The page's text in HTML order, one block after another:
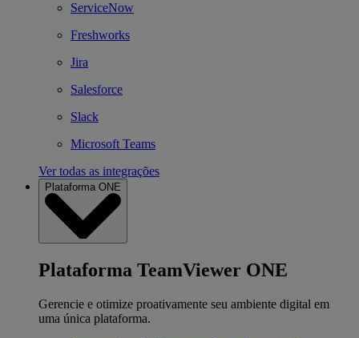
ServiceNow
Freshworks
Jira
Salesforce
Slack
Microsoft Teams
Ver todas as integrações
Plataforma ONE
Plataforma TeamViewer ONE
Gerencie e otimize proativamente seu ambiente digital em
uma única plataforma.